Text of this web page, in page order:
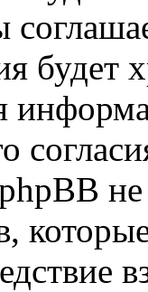
будет
не